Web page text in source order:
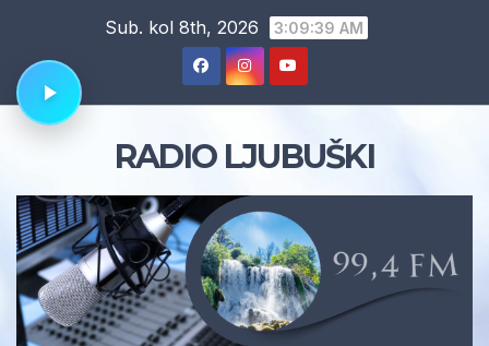
content
Sub. kol 8th, 2026 3:09:40 AM
RADIO LJUBUŠKI